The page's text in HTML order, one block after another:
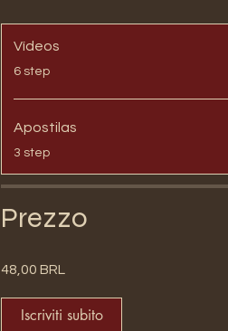
Vídeos
.6 step
Apostilas
.3 step
Prezzo
48,00 BRL
Iscriviti subito